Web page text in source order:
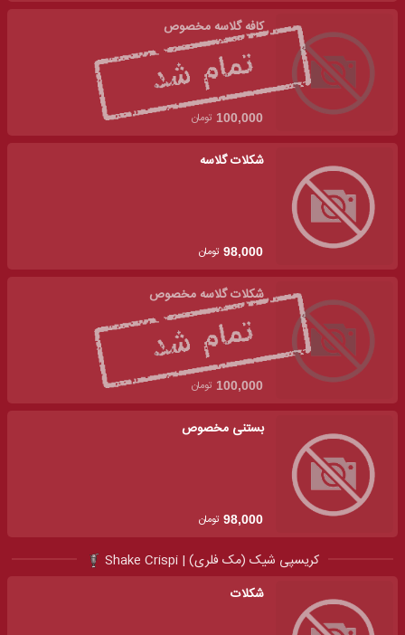
کافه گلاسه مخصوص
100,000 تومان
شکلات گلاسه
98,000 تومان
شکلات گلاسه مخصوص
100,000 تومان
بستنی مخصوص
98,000 تومان
کریسپی شیک (مک فلری) | Shake Crispi
شکلات